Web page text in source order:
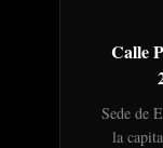
Calle
Sede de
la